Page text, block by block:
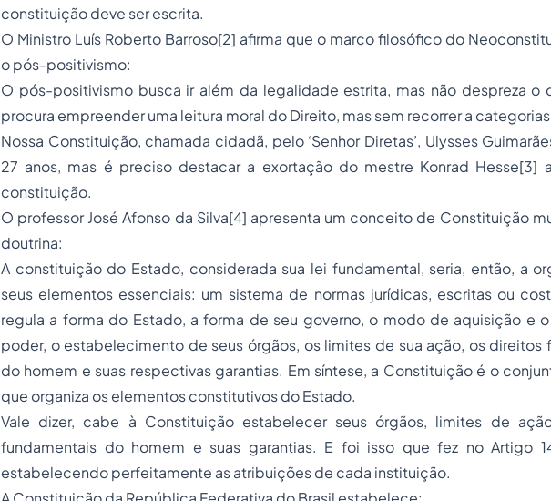
constituição deve ser escrita.
O Ministro Luís Roberto Barroso[2] afirma que o marco filosófico do
o pós-positivismo:
O pós-positivismo busca ir além da legalidade estrita, mas não despreza o
procura empreender uma leitura moral do Direito, mas sem recorrer a
Nossa Constituição, chamada cidadã, pelo ‘Senhor Diretas’, Ulysses
27 anos, mas é preciso destacar a exortação do mestre Konrad Hesse[3]
constituição.
O professor José Afonso da Silva[4] apresenta um conceito de Constituição
doutrina:
A constituição do Estado, considerada sua lei fundamental, seria, então, a
seus elementos essenciais: um sistema de normas jurídicas, escritas ou
regula a forma do Estado, a forma de seu governo, o modo de aquisição e
poder, o estabelecimento de seus órgãos, os limites de sua ação, os direitos
do homem e suas respectivas garantias. Em síntese, a Constituição é o
que organiza os elementos constitutivos do Estado.
Vale dizer, cabe à Constituição estabelecer seus órgãos, limites de
fundamentais do homem e suas garantias. E foi isso que fez no Artigo
estabelecendo perfeitamente as atribuições de cada instituição.